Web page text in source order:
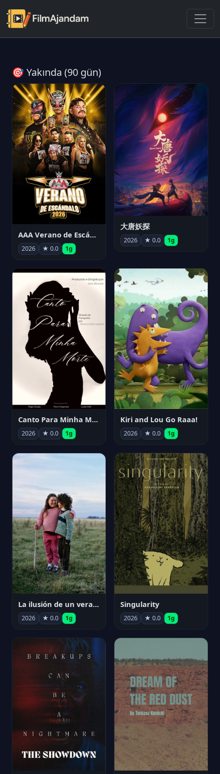
🎯 Yakında (90 gün)
AAA Verano de Escándalo 2026 - Week 3
2026 ★ 0.0 1g
大唐妖探
2026 ★ 0.0 1g
Canto Para Minha Morte
2026 ★ 0.0 1g
Kiri and Lou Go Raaa!
2026 ★ 0.0 1g
La ilusión de un verano sin fin
2026 ★ 0.0 1g
Singularity
2026 ★ 0.0 1g